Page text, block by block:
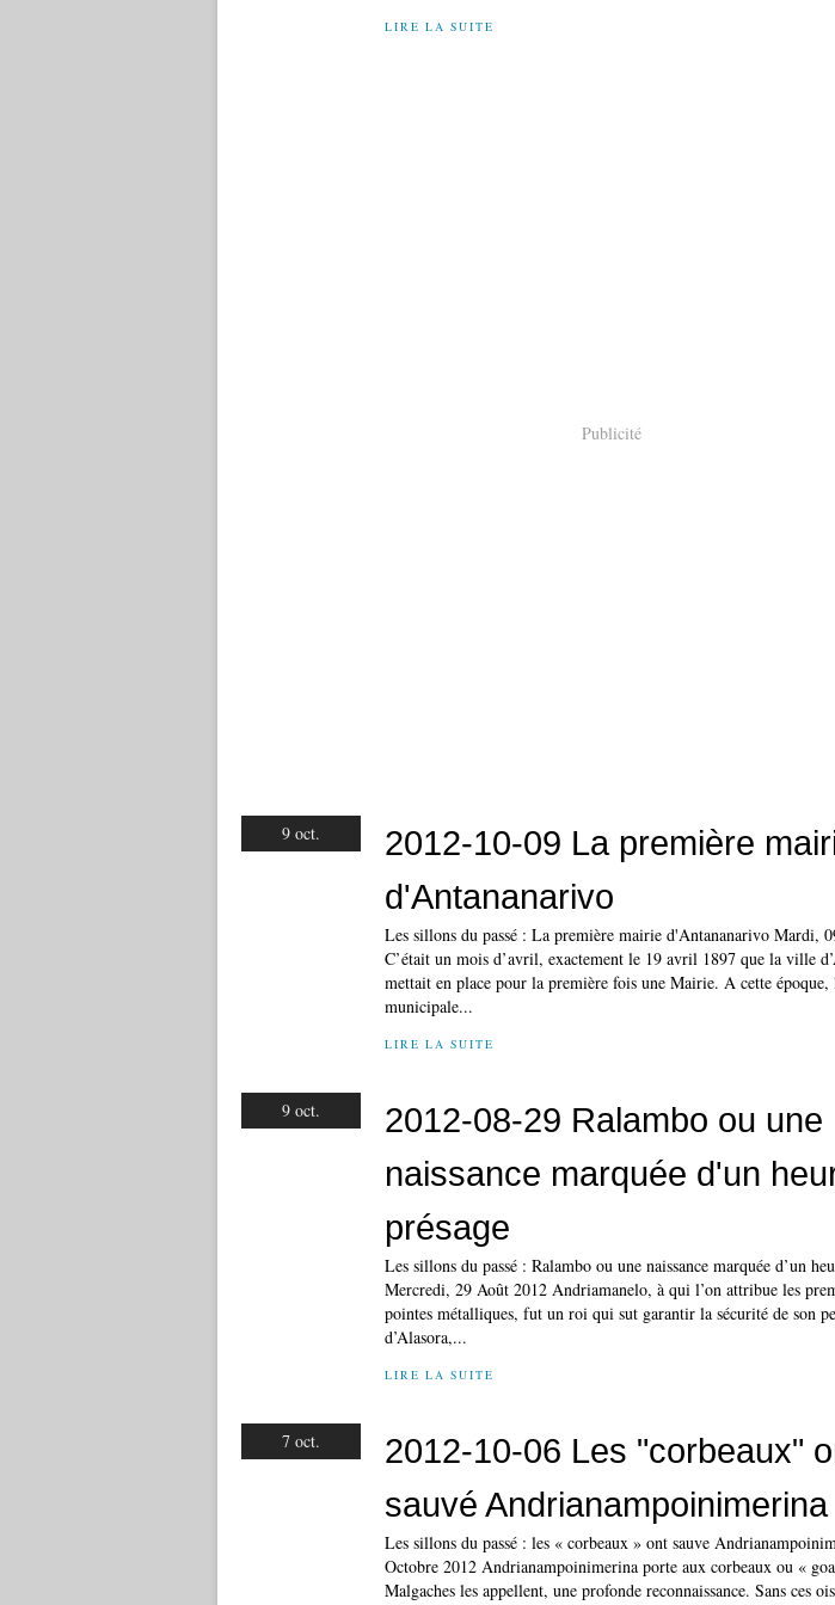
LIRE LA SUITE
Publicité
9 oct.
2012-10-09 La première
d'Antananarivo
Les sillons du passé : La première mairie d'Antananarivo Mardi,
C’était un mois d’avril, exactement le 19 avril 1897 que la ville
mettait en place pour la première fois une Mairie. A cette
municipale...
LIRE LA SUITE
9 oct.
2012-08-29 Ralambo ou une
naissance marquée d'un
présage
Les sillons du passé : Ralambo ou une naissance marquée d’un
Mercredi, 29 Août 2012 Andriamanelo, à qui l’on attribue les
pointes métalliques, fut un roi qui sut garantir la sécurité de son
d’Alasora,...
LIRE LA SUITE
7 oct.
2012-10-06 Les "corbeaux"
sauvé Andrianampoinimerina
Les sillons du passé : les « corbeaux » ont sauve
Octobre 2012 Andrianampoinimerina porte aux corbeaux ou «
Malgaches les appellent, une profonde reconnaissance. Sans ces